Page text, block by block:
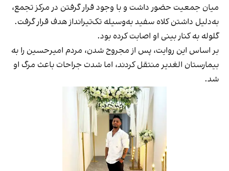
میان جمعیت حضور داشت و با وجود قرار گرفتن در مرکز تجمع،
به‌دلیل داشتن کلاه سفید به‌وسیله تک‌تیرانداز هدف قرار گرفت.
گلوله به کنار بینی او اصابت کرده بود.
بر اساس این روایت‌، پس از مجروح شدن، مردم امیرحسین را به
بیمارستان الغدیر منتقل کردند، اما شدت جراحات باعث مرگ او
شد.